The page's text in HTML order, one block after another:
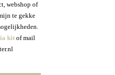
webshop of
te gekke
kit of mail